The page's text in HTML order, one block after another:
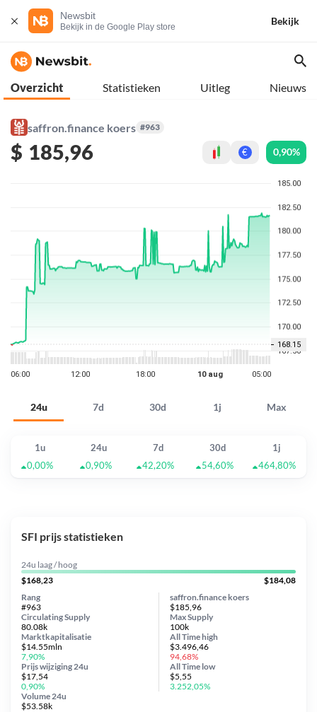
Newsbit
Bekijk in de Google Play store
Bekijk
Overzicht Statistieken Uitleg Nieuws
saffron.finance koers #963
$ 185,96 € 0,90%
24u 7d 30d 1j Max
1u 24u 7d 30d
1j
0,00%
0,90% 42,20% 54,60% 464,80%
SFI prijs statistieken
24u laag / hoog
$168,23
$184,08
saffron.finance koers
$185,96
Circulating Supply
80.08k
Prijs wijziging 24u
$17,54
0,90%
Max Supply
100k
Marktkapitalisatie
$14.55mln
7,90%
Volume 24u
$53.58k
Rang
#963
All Timehigh
$3.496,46
94,68%
All Time low
$5,55
3.252,05%